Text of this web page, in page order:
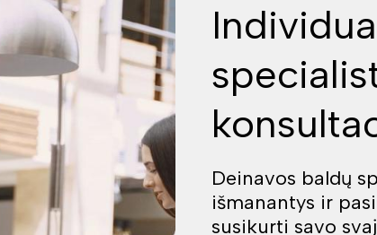
Deinavos baldų
išmanantys ir
susikurti savo